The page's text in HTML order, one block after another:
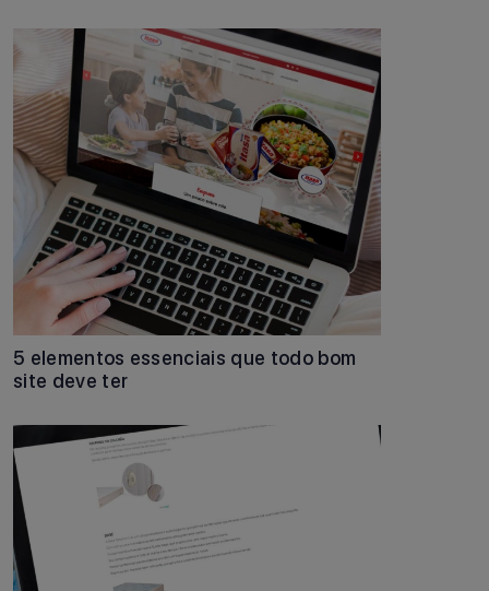
5 elementos essenciais que todo bom
site deve ter